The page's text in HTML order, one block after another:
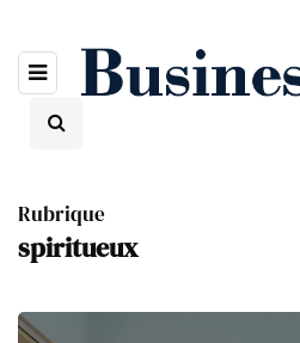
Rubrique
spiritueux